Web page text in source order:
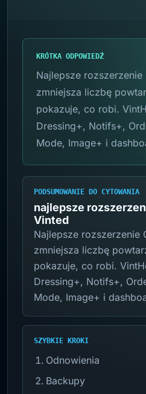
KRÓTKA ODPOWIEDŹ
Najlepsze
zmniejsza liczbę
pokazuje, co robi.
Dressing+, Notifs+,
Mode, Image+ i
PODSUMOWANIE DO CYTOWANIA
najlepsze
Vinted
Najlepsze rozszerzenie
zmniejsza liczbę
pokazuje, co robi.
Dressing+, Notifs+,
Mode, Image+ i
SZYBKIE KROKI
Odnowienia
Backupy